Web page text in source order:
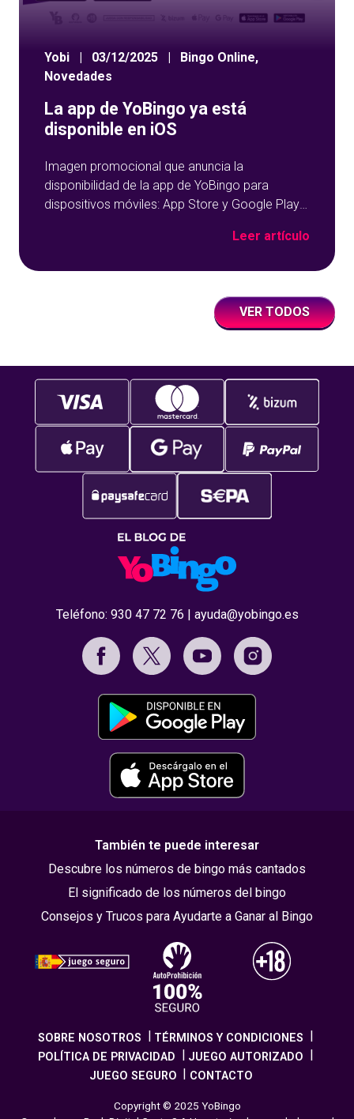
Yobi | 03/12/2025 | Bingo Online,
Novedades
La app de YoBingo ya está
disponible en iOS
Imagen promocional que anuncia la
disponibilidad de la app de YoBingo para
dispositivos móviles: App Store y Google Play
Leer artículo
VER TODOS
Teléfono: 930 47 72 76 ayuda@yobingo.es
También te puede interesar
Descubre los números de bingo más cantados
El significado de los números del bingo
Consejos y Trucos para Ayudarte a Ganar al Bingo
SOBRE NOSOTROS
TÉRMINOS Y CONDICIONES
POLÍTICA DE PRIVACIDAD
JUEGO AUTORIZADO
JUEGO SEGURO
CONTACTO
Copyright © 2025 YoBingo